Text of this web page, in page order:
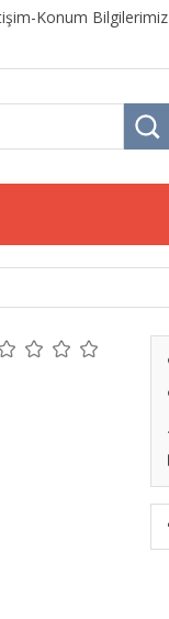
Konum Bilgilerimiz